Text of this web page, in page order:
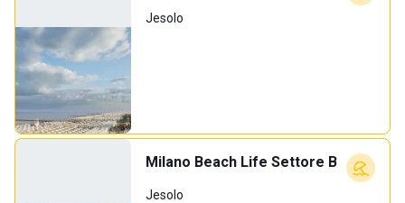
Jesolo
Milano Beach Life Settore B
Jesolo